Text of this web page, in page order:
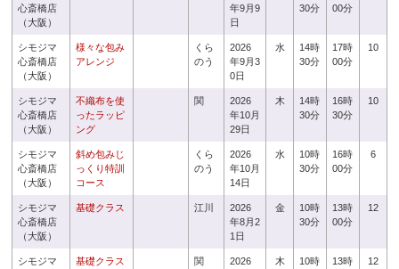
心斎橋店
（大阪）
年9月9
日
30分
00分
シモジマ
心斎橋店
（大阪）
様々な包み
アレンジ
くら
のう
2026
年9月3
0日
水
14時
30分
17時
00分
10
シモジマ
心斎橋店
（大阪）
不織布を使
ったラッピ
ング
関
2026
年10月
29日
木
14時
30分
16時
30分
10
シモジマ
心斎橋店
（大阪）
斜め包みじ
っくり特訓
コース
くら
のう
2026
年10月
14日
水
10時
30分
16時
00分
6
シモジマ
心斎橋店
（大阪）
基礎クラス 江川
2026
年8月2
1日
金
10時
30分
13時
00分
12
シモジマ
基礎クラス 関
2026
木
10時
13時
12